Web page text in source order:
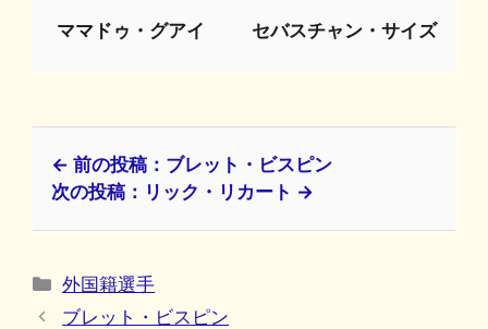
ママドゥ・グアイ セバスチャン・サイズ
← 前の投稿：ブレット・ビスピン
次の投稿：リック・リカート →
カ
テ
外国籍選手
ブレット・ビスピン